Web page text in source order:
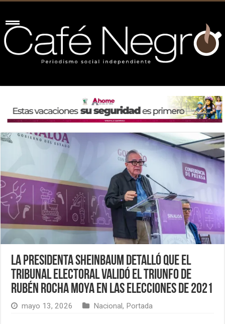
La presidenta Sheinbaum detalló que el
Tribunal Electoral validó el triunfo de
Rubén Rocha Moya en las elecciones de 2021
mayo 13, 2026 Nacional, Portada